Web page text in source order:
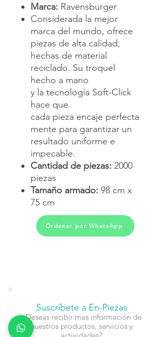
Marca: Ravensburger
Considerada la mejor
marca del mundo, ofrece
piezas de alta calidad,
hechas de material
reciclado. Su troquel
hecho a mano
y la tecnología Soft-Click
hace que
cada pieza encaje perfecta
mente para garantizar un
resultado uniforme e
impecable.
Cantidad de piezas: 2000
piezas
Tamaño armado: 98 cm x
75 cm
Ordenar por WhatsApp
Suscríbete a En-Piezas
¿Deseas recibir mas información de
nuestros productos, servicios y